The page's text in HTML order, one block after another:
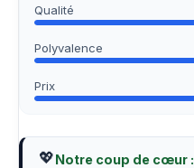
Qualité
Polyvalence
Prix
💖Notre coup de cœur :